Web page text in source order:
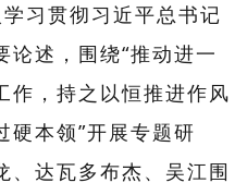
习贯彻习近平总书记
论述，围绕“推动进一
作，持之以恒推进作风
硬本领”开展专题研
、达瓦多布杰、吴江围